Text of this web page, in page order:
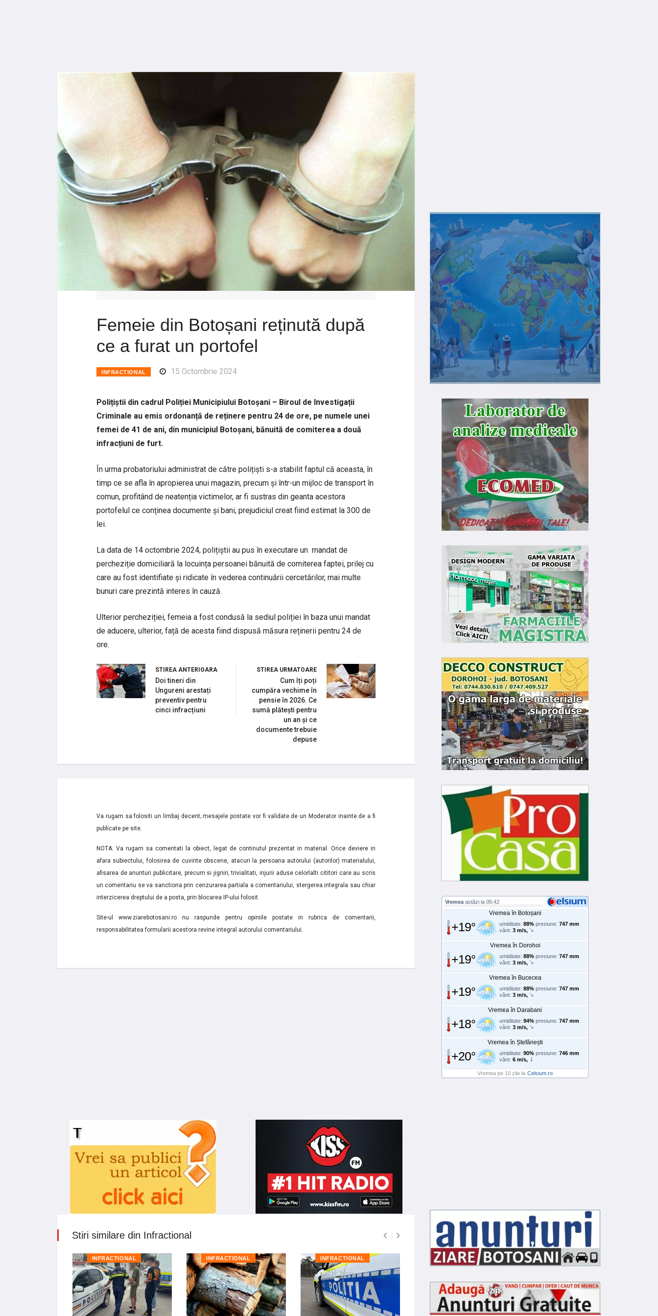
Femeie din Botoșani reținută după
ce a furat un portofel
INFRACTIONAL 15 Octombrie 2024
Polițiștii din cadrul Poliției Municipiului Botoșani – Biroul de Investigații
Criminale au emis ordonanță de reținere pentru 24 de ore, pe numele unei
femei de 41 de ani, din municipiul Botoșani, bănuită de comiterea a două
infracțiuni de furt.
În urma probatoriului administrat de către polițiști s-a stabilit faptul că aceasta, în
timp ce se afla în apropierea unui magazin, precum și într-un mijloc de transport în
comun, profitând de neatenția victimelor, ar fi sustras din geanta acestora
portofelul ce conținea documente și bani, prejudiciul creat fiind estimat la 300 de
lei.
La data de 14 octombrie 2024, polițiștii au pus în executare un mandat de
percheziție domiciliară la locuința persoanei bănuită de comiterea faptei, prilej cu
care au fost identifiate și ridicate în vederea continuării cercetărilor, mai multe
bunuri care prezintă interes în cauză.
Ulterior percheziției, femeia a fost condusă la sediul poliției în baza unui mandat
de aducere, ulterior, față de acesta fiind dispusă măsura reținerii pentru 24 de
ore.
STIREA ANTERIOARA
Doi tineri din
Ungureni arestați
preventiv pentru
cinci infracțiuni
STIREA URMATOARE
Cum îți poți
cumpăra vechime în
pensie în 2026. Ce
sumă plătești pentru
un an și ce
documente trebuie
depuse
Va rugam sa folositi un limbaj decent; mesajele postate vor fi validate de un Moderator inainte de a fi
publicate pe site.
NOTA: Va rugam sa comentati la obiect, legat de continutul prezentat in material. Orice deviere in
afara subiectului, folosirea de cuvinte obscene, atacuri la persoana autorului (autorilor) materialului,
afisarea de anunturi publicitare, precum si jigniri, trivialitati, injurii aduse celorlalti cititori care au scris
un comentariu se va sanctiona prin cenzurarea partiala a comentariului, stergerea integrala sau chiar
interzicerea dreptului de a posta, prin blocarea IP-ului folosit.
Site-ul www.ziarebotosani.ro nu raspunde pentru opiniile postate in rubrica de comentarii,
responsabilitatea formularii acestora revine integral autorului comentariului.
Stiri similare din Infractional
INFRACTIONAL INFRACTIONAL INFRACTIONAL INFRACTIONAL INFRACTIONAL
Vremea astăzi la 05:42
Vremea în Botoșani
+19° umiditate: 88% presiune: 747 mm
vânt: 3 m/s,
Vremea în Dorohoi
+19° umiditate: 88% presiune: 747 mm
vânt: 3 m/s,
Vremea în Bucecea
+19° umiditate: 88% presiune: 747 mm
vânt: 3 m/s,
Vremea în Darabani
+18° umiditate: 94% presiune: 747 mm
vânt: 3 m/s,
Vremea în Ștefănești
+20° umiditate: 90% presiune: 746 mm
vânt: 6 m/s,
Vremea pe 10 zile la Celsium.ro